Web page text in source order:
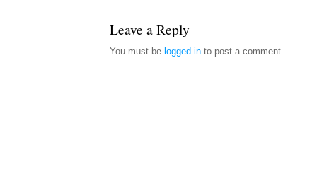
Leave a Reply
You must be logged in to post a comment.